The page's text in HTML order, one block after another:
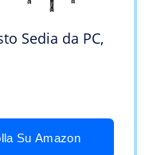
Sedia da PC,
Su Amazon